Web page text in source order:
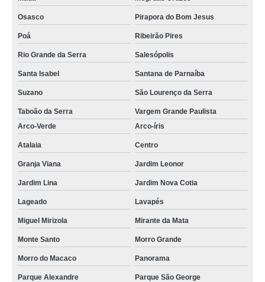
Osasco Pirapora do Bom Jesus
Poá Ribeirão Pires
Rio Grande da Serra Salesópolis
Santa Isabel Santana de Parnaíba
Suzano São Lourenço da Serra
Taboão da Serra
Vargem Grande Paulista
Arco-Verde
Arco-íris
Atalaia Centro
Granja Viana Jardim Leonor
Jardim Lina Jardim Nova Cotia
Lageado Lavapés
Miguel Mirizola Mirante da Mata
Monte Santo Morro Grande
Morro do Macaco Panorama
Parque Alexandre Parque São George